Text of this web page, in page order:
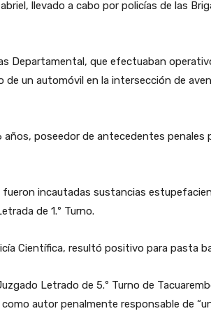
llevado a cabo por policías de las
Departamental, que efectuaban
de un automóvil en la intersección de
poseedor de antecedentes penales
fueron incautadas sustancias
de 1.º Turno.
Científica, resultó positivo para pasta
Letrado de 5.º Turno de
autor penalmente responsable de